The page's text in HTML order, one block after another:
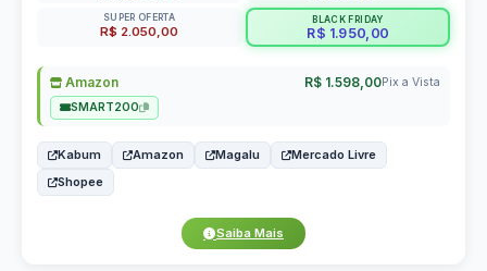
SUPER OFERTA
R$ 2.050,00
BLACK FRIDAY
R$ 1.950,00
Amazon R$ 1.598,00Pix a Vista
SMART200
Kabum Amazon Magalu
Mercado Livre
Shopee
Saiba Mais